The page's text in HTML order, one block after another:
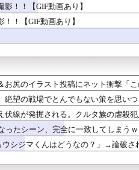
2/3を投げた負担を考...
グッズを購入してキャンセ...
ｬ
・・・・・・・・
俺に何かしてくれたのか・・...
ｗｗｗｗｗｗｗｗｗｗｗｗｗ...
らｗｗｗｗｗｗｗｗｗｗ
！！【GIF動画あり】
！【GIF動画あり】
お尻のイラスト投稿にネット衝撃「
絶望の戦場でとんでもない策を思い
伏線が発掘される。クルタ族の虐殺
ったシーン、完全に一致してしまう
ウシジマくんはどうなの？」→論破さ